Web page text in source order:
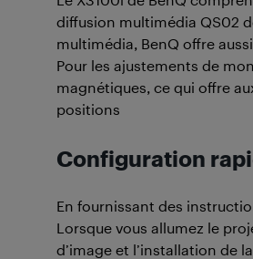
diffusion multimédia QS02
multimédia, BenQ offre
Pour les ajustements de
magnétiques, ce qui offre
positions
Configuration
En fournissant des
Lorsque vous allumez le
d’image et l’installation de